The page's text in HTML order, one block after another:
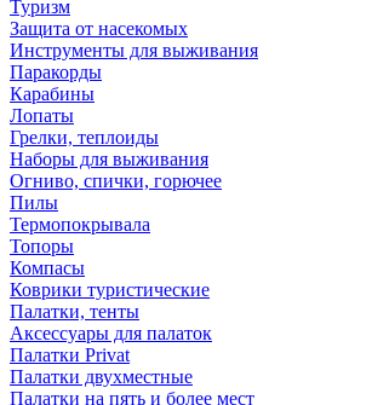
Туризм
Защита от насекомых
Инструменты для выживания
Паракорды
Карабины
Лопаты
Грелки, теплоиды
Наборы для выживания
Огниво, спички, горючее
Пилы
Термопокрывала
Топоры
Компасы
Коврики туристические
Палатки, тенты
Аксессуары для палаток
Палатки Privat
Палатки двухместные
Палатки на пять и более мест